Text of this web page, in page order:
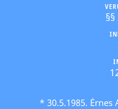
* 30.5.1985.